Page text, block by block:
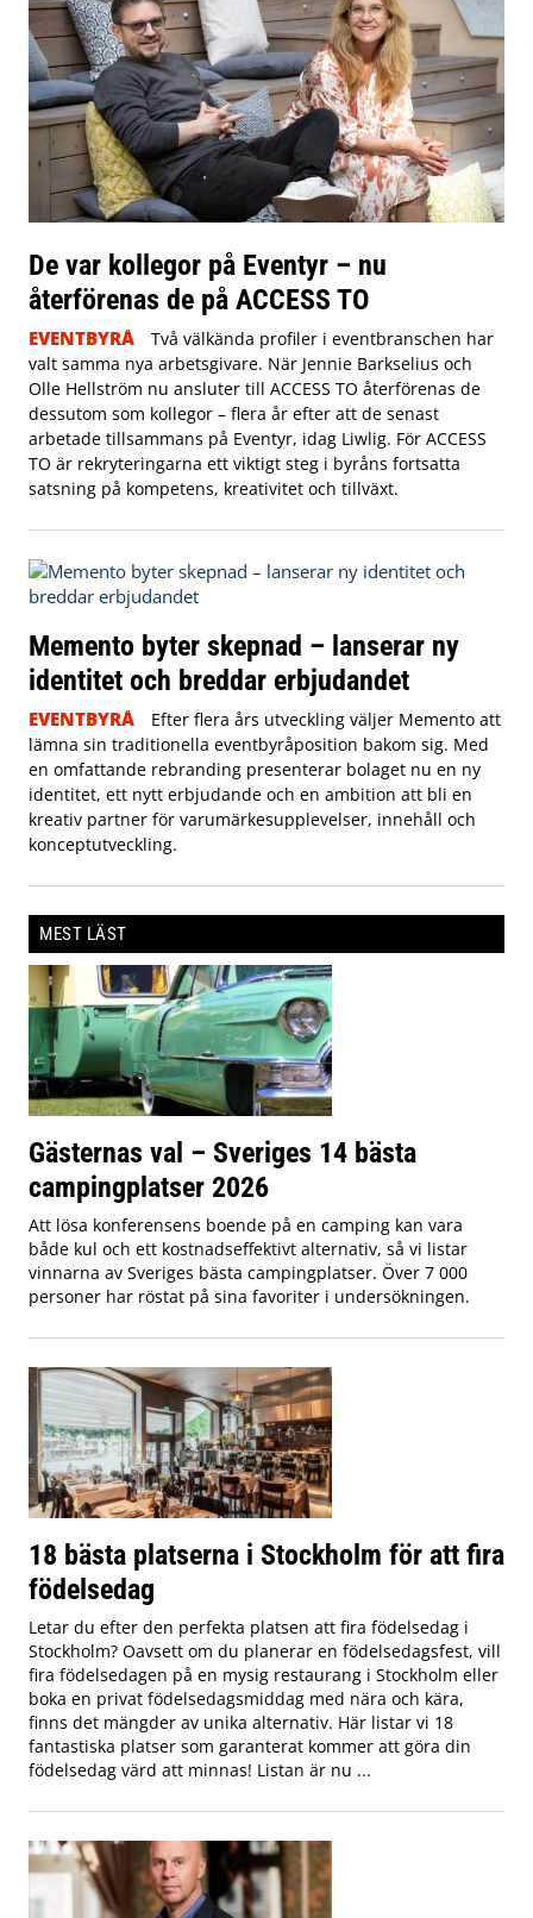
De var kollegor på Eventyr – nu
återförenas de på ACCESS TO
EVENTBYRÅ
Två välkända profiler i eventbranschen har
valt samma nya arbetsgivare. När Jennie Barkselius och
Olle Hellström nu ansluter till ACCESS TO återförenas de
dessutom som kollegor – flera år efter att de senast
arbetade tillsammans på Eventyr, idag Liwlig. För ACCESS
TO är rekryteringarna ett viktigt steg i byråns fortsatta
satsning på kompetens, kreativitet och tillväxt.
Memento byter skepnad – lanserar ny
identitet och breddar erbjudandet
EVENTBYRÅ
Efter flera års utveckling väljer Memento att
lämna sin traditionella eventbyråposition bakom sig. Med
en omfattande rebranding presenterar bolaget nu en ny
identitet, ett nytt erbjudande och en ambition att bli en
kreativ partner för varumärkesupplevelser, innehåll och
konceptutveckling.
MEST LÄST
Gästernas val – Sveriges 14 bästa
campingplatser 2026
Att lösa konferensens boende på en camping kan vara
både kul och ett kostnadseffektivt alternativ, så vi listar
vinnarna av Sveriges bästa campingplatser. Över 7 000
personer har röstat på sina favoriter i undersökningen.
18 bästa platserna i Stockholm för att fira
födelsedag
Letar du efter den perfekta platsen att fira födelsedag i
Stockholm? Oavsett om du planerar en födelsedagsfest, vill
fira födelsedagen på en mysig restaurang i Stockholm eller
boka en privat födelsedagsmiddag med nära och kära,
finns det mängder av unika alternativ. Här listar vi 18
fantastiska platser som garanterat kommer att göra din
födelsedag värd att minnas! Listan är nu ...